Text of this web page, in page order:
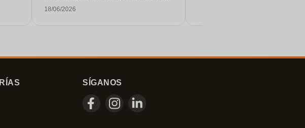
un servicio de calidad!
18/06/2026
SÍGANOS